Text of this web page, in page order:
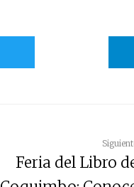
Feria del Libro